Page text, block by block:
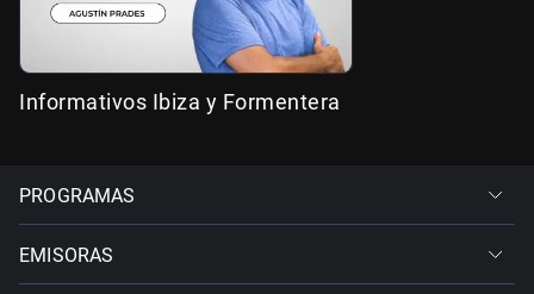
Informativos Ibiza y Formentera
PROGRAMAS
EMISORAS